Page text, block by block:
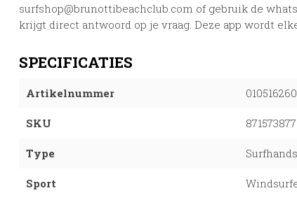
surfshop@brunottibeachclub.com of gebruik de
krijgt direct antwoord op je vraag. Deze app wordt
SPECIFICATIES
Artikelnummer
SKU
Type
Sport